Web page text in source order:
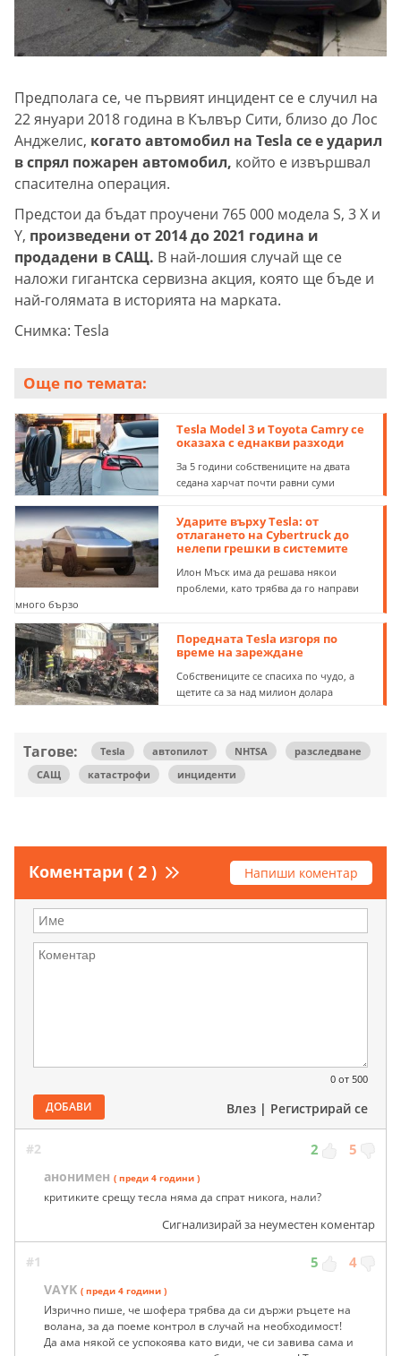
Предполага се, че първият инцидент се е случил на
22 януари 2018 година в Кълвър Сити, близо до Лос
Анджелис, когато автомобил на Tesla се е ударил
в спрял пожарен автомобил, който е извършвал
спасителна операция.
Предстои да бъдат проучени 765 000 модела S, 3 X и
Y, произведени от 2014 до 2021 година и
продадени в САЩ. В най-лошия случай ще се
наложи гигантска сервизна акция, която ще бъде и
най-голямата в историята на марката.
Снимка: Tesla
Още по темата:
Tesla Model 3 и Toyota Camry се
оказаха с еднакви разходи
За 5 години собствениците на двата
седана харчат почти равни суми
Ударите върху Tesla: от
отлагането на Cybertruck до
нелепи грешки в системите
Илон Мъск има да решава някои
проблеми, като трябва да го направи
много бързо
Поредната Tesla изгоря по
време на зареждане
Собствениците се спасиха по чудо, а
щетите са за над милион долара
Тагове: Tesla автопилот NHTSA
разследване
САЩ
катастрофи инциденти
Коментари ( 2 ) Напиши коментар
0 от 500
ДОБАВИ Влез | Регистрирай се
#2 2 5
анонимен ( преди 4 години )
критиките срещу тесла няма да спрат никога, нали?
Сигнализирай за неуместен коментар
#1 5 4
VAYK ( преди 4 години )
Изрично пише, че шофера трябва да си държи ръцете на
волана, за да поеме контрол в случай на необходимост!
Да ама някой се успокоява като види, че си завива сама и